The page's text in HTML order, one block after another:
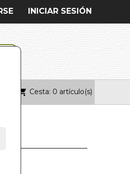
INICIAR SESIÓN
Cesta: 0 artículo(s)